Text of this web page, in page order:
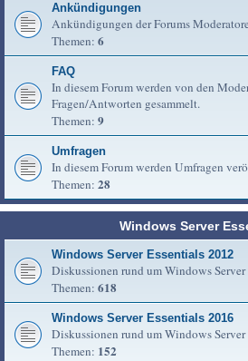
Ankündigungen
Ankündigungen der Forums
Themen: 6
FAQ
In diesem Forum werden von den
Fragen/Antworten gesammelt.
Themen: 9
Umfragen
In diesem Forum werden Umfragen
Themen: 28
Windows Server
Windows Server Essentials 2012
Diskussionen rund um Windows
Themen: 618
Windows Server Essentials 2016
Diskussionen rund um Windows
Themen: 152